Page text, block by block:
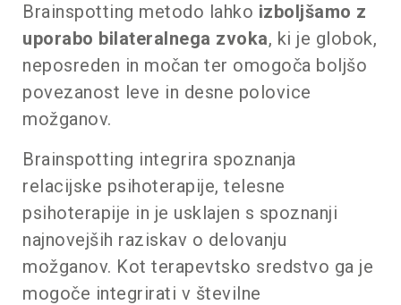
Brainspotting metodo lahko izboljšamo z
uporabo bilateralnega zvoka, ki je globok,
neposreden in močan ter omogoča boljšo
povezanost leve in desne polovice
možganov.
Brainspotting integrira spoznanja
relacijske psihoterapije, telesne
psihoterapije in je usklajen s spoznanji
najnovejših raziskav o delovanju
možganov. Kot terapevtsko sredstvo ga je
mogoče integrirati v številne